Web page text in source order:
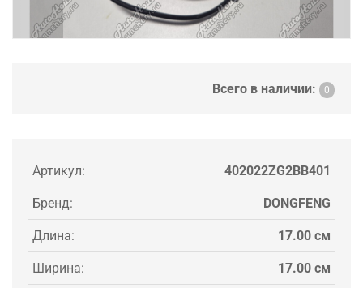
Всего в наличии: 0
Артикул: 402022ZG2BB401
Бренд: DONGFENG
Длина: 17.00 см
Ширина: 17.00 см